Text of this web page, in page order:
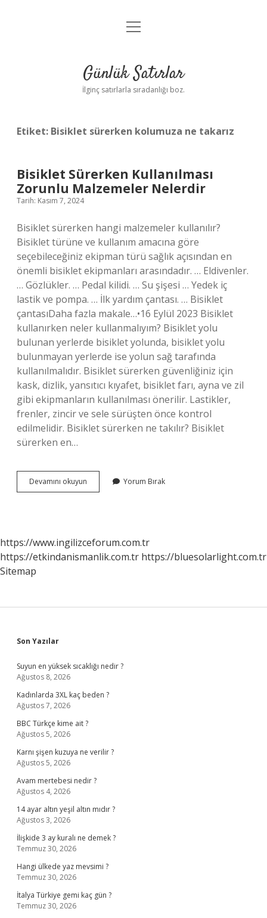
Anasayfa
Yasal Uyarı
menüyü
Günlük Satırlar
İlginç satırlarla sıradanlığı boz.
Etiket: Bisiklet sürerken kolumuza ne takarız
Bisiklet Sürerken Kullanılması
Zorunlu Malzemeler Nelerdir
Tarih: Kasım 7, 2024
Bisiklet sürerken hangi malzemeler kullanılır?
Bisiklet türüne ve kullanım amacına göre
seçebileceğiniz ekipman türü sağlık açısından en
önemli bisiklet ekipmanları arasındadır. … Eldivenler.
… Gözlükler. … Pedal kilidi. … Su şişesi … Yedek iç
lastik ve pompa. … İlk yardım çantası. … Bisiklet
çantasıDaha fazla makale…•16 Eylül 2023 Bisiklet
kullanırken neler kullanmalıyım? Bisiklet yolu
bulunan yerlerde bisiklet yolunda, bisiklet yolu
bulunmayan yerlerde ise yolun sağ tarafında
kullanılmalıdır. Bisiklet sürerken güvenliğiniz için
kask, dizlik, yansıtıcı kıyafet, bisiklet farı, ayna ve zil
gibi ekipmanların kullanılması önerilir. Lastikler,
frenler, zincir ve sele sürüşten önce kontrol
edilmelidir. Bisiklet sürerken ne takılır? Bisiklet
sürerken en…
Devamını okuyun
Sürerken
Yorum Bırak
https://www.ingilizceforum.com.tr
https://etkindanismanlik.com.tr https://bluesolarlight.com.tr
Sitemap
Sidebar
Son Yazılar
Suyun en yüksek sıcaklığı nedir ?
Ağustos 8, 2026
Kadınlarda 3XL kaç beden ?
Ağustos 7, 2026
BBC Türkçe kime ait ?
Ağustos 5, 2026
Karnı şişen kuzuya ne verilir ?
Ağustos 5, 2026
Avam mertebesi nedir ?
Ağustos 4, 2026
14 ayar altın yeşil altın mıdır ?
Ağustos 3, 2026
İlişkide 3 ay kuralı ne demek ?
Temmuz 30, 2026
Hangi ülkede yaz mevsimi ?
Temmuz 30, 2026
İtalya Türkiye gemi kaç gün ?
Temmuz 30, 2026